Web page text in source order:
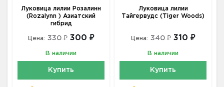
Луковица лилии Розалинн
(Rozalynn ) Азиатский
гибрид
Цена: 330 ₽ 300 ₽
В наличии
Купить
Луковица лилии
Тайгервудс (Tiger Woods)
Цена: 340 ₽ 310 ₽
В наличии
Купить